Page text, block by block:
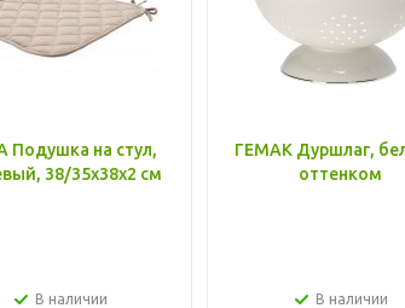
Подушка на стул,
38/35x38x2 см
В наличии
ГЕМАК Дуршлаг,
оттенком
В наличии